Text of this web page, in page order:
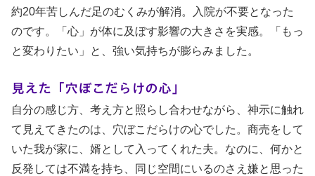
約20年苦しんだ足のむくみが解消。入院が不要となった
のです。「心」が体に及ぼす影響の大きさを実感。「もっ
と変わりたい」と、強い気持ちが膨らみました。
見えた「穴ぼこだらけの心」
自分の感じ方、考え方と照らし合わせながら、神示に触れ
て見えてきたのは、穴ぼこだらけの心でした。商売をして
いた我が家に、婿として入ってくれた夫。なのに、何かと
反発しては不満を持ち、同じ空間にいるのさえ嫌と思った